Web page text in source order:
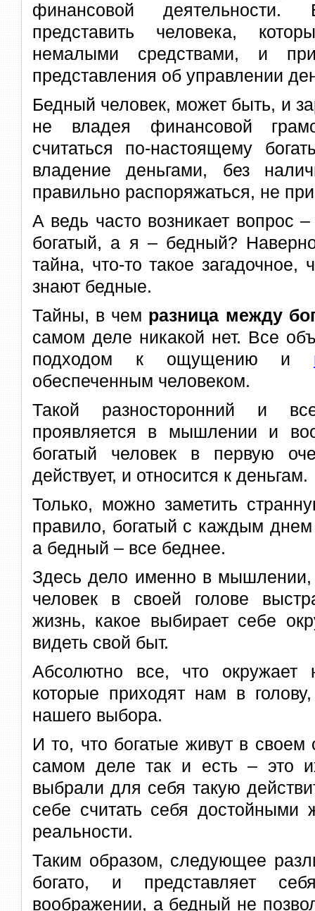
финансовой
представить человека,
немалыми средствами, и
представления об управлении
Бедный человек, может быть, и
не владея финансовой
считаться по-настоящему
владение деньгами, без
правильно распоряжаться, не
А ведь часто возникает вопрос
богатый, а я – бедный?
тайна, что-то такое загадочное,
знают бедные.
Тайны, в чем разница между
самом деле никакой нет. Все
подходом к ощущению и
обеспеченным человеком.
Такой разносторонний и
проявляется в мышлении и
богатый человек в первую
действует, и относится к деньгам.
Только, можно заметить
правило, богатый с каждым днем
а бедный – все беднее.
Здесь дело именно в
человек в своей голове
жизнь, какое выбирает себе
видеть свой быт.
Абсолютно все, что
которые приходят нам в
нашего выбора.
И то, что богатые живут в
самом деле так и есть – это
выбрали для себя такую
себе считать себя достойными
реальности.
Таким образом, следующее
богато, и представляет
воображении, а бедный не